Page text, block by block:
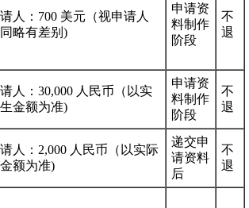
人：700 美元（视申请人
略有差别)
申请资
料制作
阶段
不
退
人：30,000 人民币（以实
金额为准)
申请资
料制作
阶段
不
退
人：2,000 人民币（以实际
额为准)
递交申
请资料
后
不
退